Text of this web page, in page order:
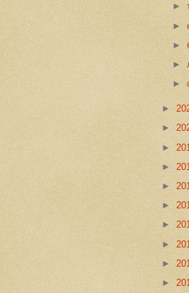
►
►
►
►
►
►
►
►
►
►
►
►
►
►
►